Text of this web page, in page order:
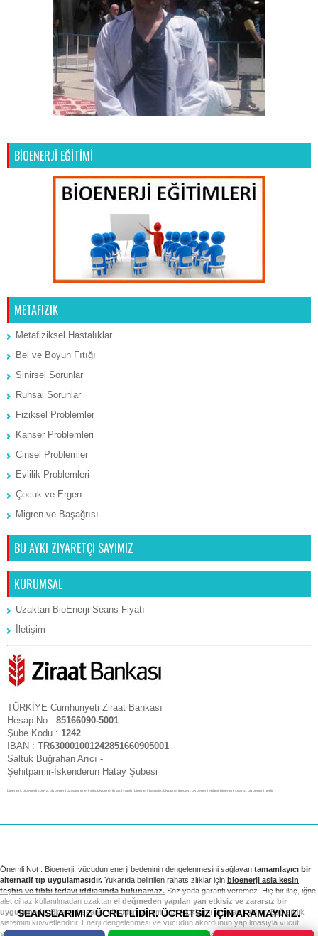
BİOENERJİ EĞİTİMİ
METAFIZIK
Metafiziksel Hastalıklar
Bel ve Boyun Fıtığı
Sinirsel Sorunlar
Ruhsal Sorunlar
Fiziksel Problemler
Kanser Problemleri
Cinsel Problemler
Evlilik Problemleri
Çocuk ve Ergen
Migren ve Başağrısı
BU AYKI ZIYARETÇI SAYIMIZ
KURUMSAL
Uzaktan BioEnerji Seans Fiyatı
İletişim
TÜRKİYE Cumhuriyeti Ziraat Bankası
Hesap No : 85166090-5001
Şube Kodu : 1242
IBAN : TR630001001242851660905001
Saltuk Buğrahan Arıcı -
Şehitpamir-İskenderun Hatay Şubesi
bioenerji, bioenerji konya, biyoenerji uzmanı, enerji şifa, biyoenerji nasıl yapılır, bioenerji hastalık, biyoenerji tedavi, biyoenerji eğitimi, bioenerji seansı, biyoenerji nedir
SEANSLARIMIZ ÜCRETLİDİR. ÜCRETSİZ İÇİN ARAMAYINIZ.
Önemli Not : Bioenerji, vücudun enerji bedeninin dengelenmesini sağlayan tamamlayıcı bir
alternatif tıp uygulamasıdır. Yukarıda belirtilen rahatsızlıklar için bioenerji asla kesin
teşhis ve tıbbi tedavi iddiasında bulunamaz. Söz yada garanti veremez. Hiç bir ilaç, iğne,
alet cihaz kullanılmadan uzaktan el değmeden yapılan yan etkisiz ve zararsız bir
uygulamadır.Bioenerji seansı vücudun sistem bozukluklarını ortadan kaldırır. Bağışıklık
sistemini kuvvetlendirir. Enerji dengelenmesi ve vücudun akordunun yapılmasıyla vücut
sağlıklı sistemini yeniden kurar. Tıbbi tedavi ve kontrollerinizi takip etmek sizin